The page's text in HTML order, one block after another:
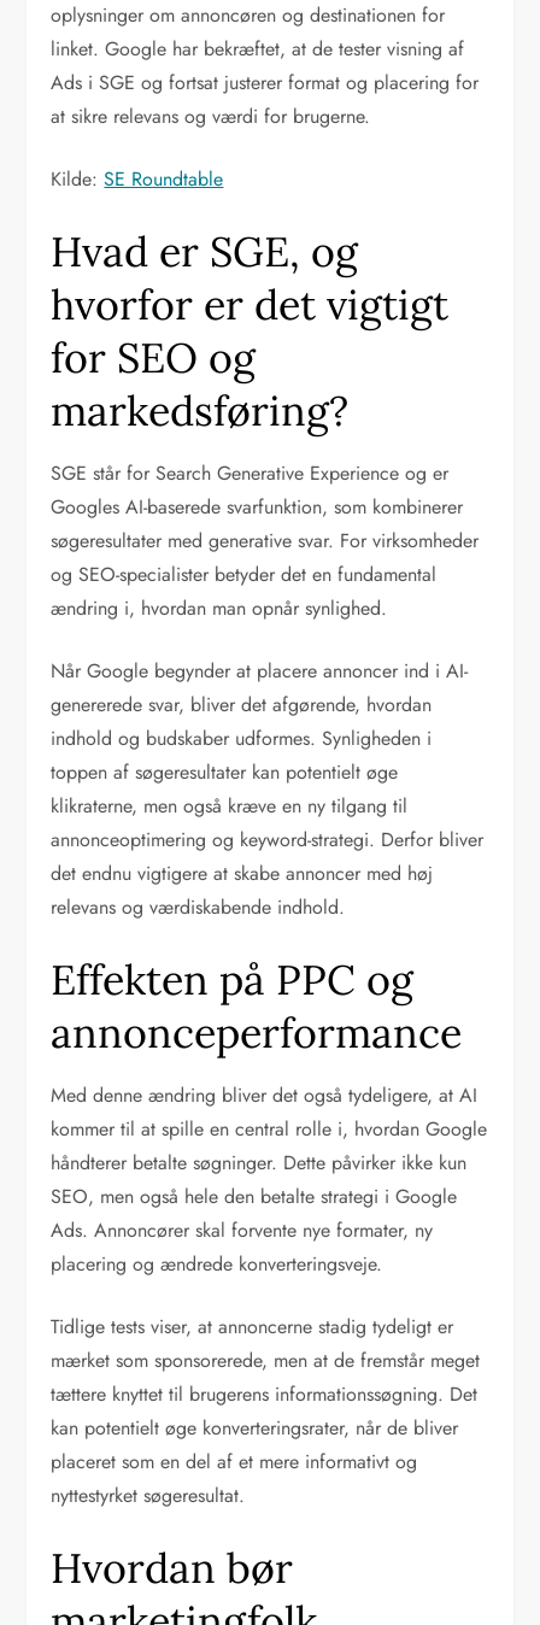
oplysninger om annoncøren og destinationen for
linket. Google har bekræftet, at de tester visning af
Ads i SGE og fortsat justerer format og placering for
at sikre relevans og værdi for brugerne.
Kilde:SE Roundtable
Hvad er SGE, og
hvorfor er det vigtigt
for SEO og
markedsføring?
SGE står for Search Generative Experience og er
Googles AI-baserede svarfunktion, som kombinerer
søgeresultater med generative svar. For virksomheder
og SEO-specialister betyder det en fundamental
ændring i, hvordan man opnår synlighed.
Når Google begynder at placere annoncer ind i AI-
genererede svar, bliver det afgørende, hvordan
indhold og budskaber udformes. Synligheden i
toppen af søgeresultater kan potentielt øge
klikraterne, men også kræve en ny tilgang til
annonceoptimering og keyword-strategi. Derfor bliver
det endnu vigtigere at skabe annoncer med høj
relevans og værdiskabende indhold.
Effekten på PPC og
annonceperformance
Med denne ændring bliver det også tydeligere, at AI
kommer til at spille en central rolle i, hvordan Google
håndterer betalte søgninger. Dette påvirker ikke kun
SEO, men også hele den betalte strategi i Google
Ads. Annoncører skal forvente nye formater, ny
placering og ændrede konverteringsveje.
Tidlige tests viser, at annoncerne stadig tydeligt er
mærket som sponsorerede, men at de fremstår meget
tættere knyttet til brugerens informationssøgning. Det
kan potentielt øge konverteringsrater, når de bliver
placeret som en del af et mere informativt og
nyttestyrket søgeresultat.
Hvordan bør